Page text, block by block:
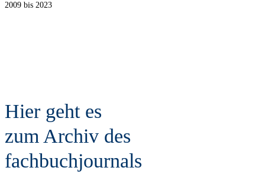
2009 bis 2023
Hier geht es
zum Archiv des
fachbuchjournals